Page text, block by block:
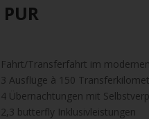
PUR
Fahrt/Transferfahrt im
3 Ausflüge à 150
4 Übernachtungen mit
2,3 butterfly Inklusivleistungen